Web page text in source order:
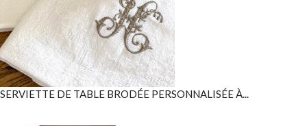
SERVIETTE DE TABLE BRODÉE PERSONNALISÉE À...